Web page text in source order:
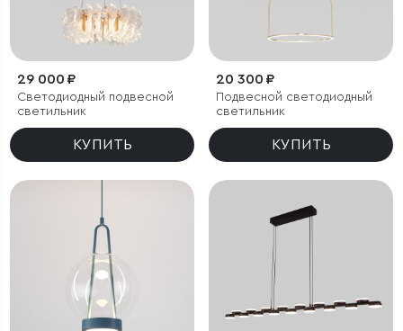
29 000 ₽
Светодиодный подвесной
светильник
КУПИТЬ
20 300 ₽
Подвесной светодиодный
светильник
КУПИТЬ